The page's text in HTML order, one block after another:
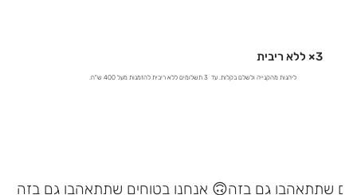
3× ללא ריבית
ליהנות מהקנייה ולשלם בקלות. עד 3 תשלומים ללא ריבית להזמנות מעל 400 ש"ח.
אנחנו בטוחים שתתאהבו גם בזה 🙃